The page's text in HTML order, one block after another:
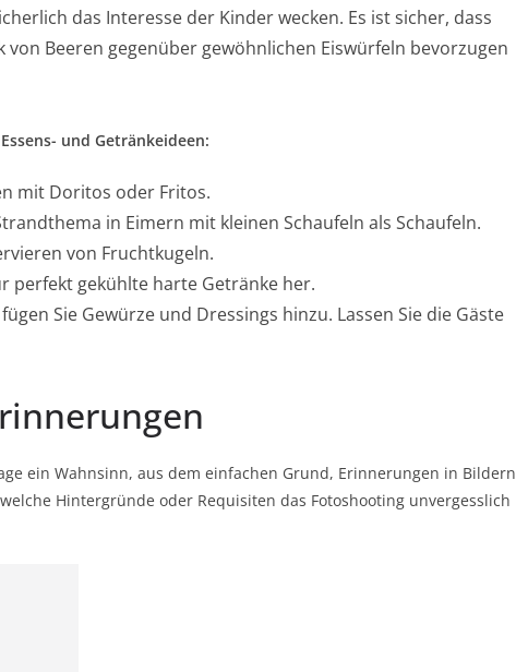
das Interesse der Kinder wecken. Es ist sicher, dass
Beeren gegenüber gewöhnlichen Eiswürfeln bevorzugen
und Getränkeideen:
mit Doritos oder Fritos.
in Eimern mit kleinen Schaufeln als Schaufeln.
von Fruchtkugeln.
perfekt gekühlte harte Getränke her.
Sie Gewürze und Dressings hinzu. Lassen Sie die Gäste
ein Wahnsinn, aus dem einfachen Grund, Erinnerungen in Bildern
Hintergründe oder Requisiten das Fotoshooting unvergesslich